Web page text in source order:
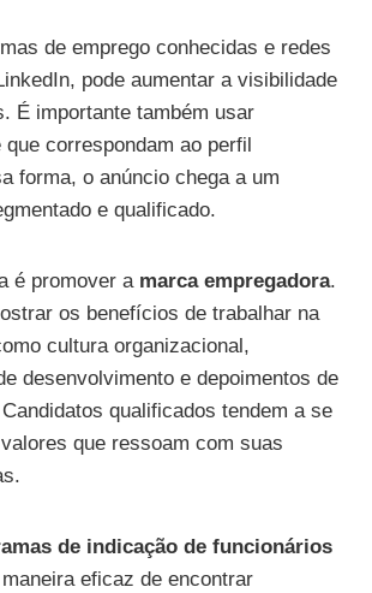
de emprego conhecidas e redes
pode aumentar a visibilidade
É importante também usar
correspondam ao perfil
forma, o anúncio chega a um
e qualificado.
é promover a marca empregadora.
os benefícios de trabalhar na
cultura organizacional,
desenvolvimento e depoimentos de
qualificados tendem a se
que ressoam com suas
de indicação de funcionários
eficaz de encontrar